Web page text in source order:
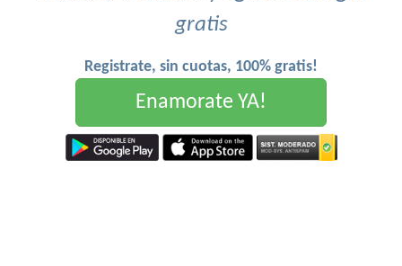
gratis
Registrate, sin cuotas, 100% gratis!
Enamorate YA!